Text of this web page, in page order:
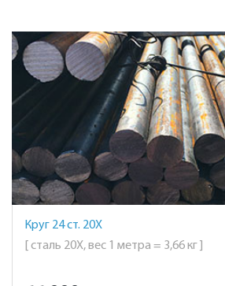
Круг 24 ст. 20Х
[ сталь 20Х, вес 1 метра = 3,66 кг ]